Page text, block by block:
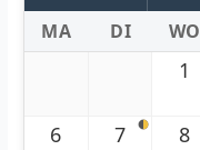
MA DI WO
1
6 7 8